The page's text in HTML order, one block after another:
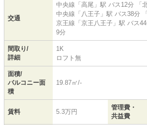
交通
中央線 「高尾 」駅 バス12分 「
中央線 「 八王子 」駅 バス38分
京王線 「京王八王子 」駅 バス
9分
間取り/
詳細
1K
ロフト無
面積/
バルコニー面
積
19.87㎡/-
賃料 5.3万円
管理費・
共益費